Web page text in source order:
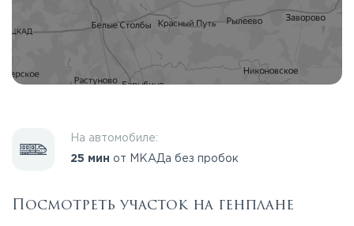
На автомобиле:
25 мин от МКАДа без пробок
Посмотреть участок на генплане